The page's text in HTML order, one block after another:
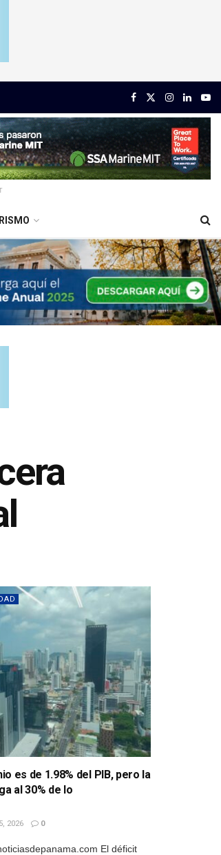
es de 1.98% del PIB, pero la
al 30% de lo
2026 0
El déficit